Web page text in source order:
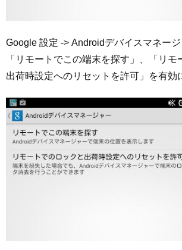
Google 設定 -> Androidデバイスマネージ
「リモートでこの端末を探す」、「リモ
出荷時設定へのリセットを許可」を有効